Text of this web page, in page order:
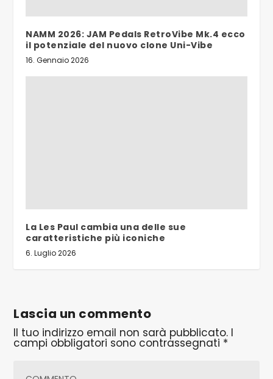
NAMM 2026: JAM Pedals RetroVibe Mk.4 ecco
il potenziale del nuovo clone Uni-Vibe
16. Gennaio 2026
La Les Paul cambia una delle sue
caratteristiche più iconiche
6. Luglio 2026
Lascia un commento
Il tuo indirizzo email non sarà pubblicato. I
campi obbligatori sono contrassegnati *